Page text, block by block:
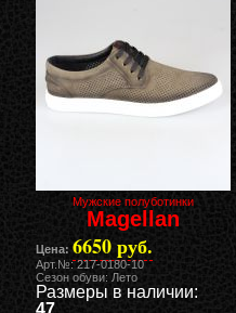
Мужские полуботинки
Magellan
Цена: 6650 руб.
Арт.№: 217-0180-10
Сезон обуви: Лето
Размеры в наличии:
47